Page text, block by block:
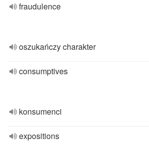
fraudulence
oszukańczy charakter
consumptives
konsumenci
expositions